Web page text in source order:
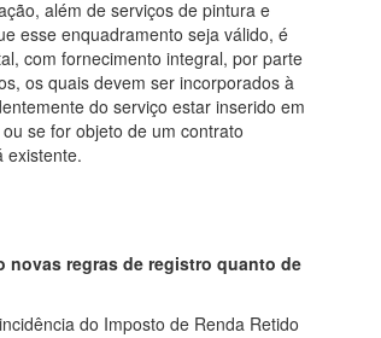
além de serviços de pintura e
esse enquadramento seja válido, é
com fornecimento integral, por parte
os quais devem ser incorporados à
do serviço estar inserido em
se for objeto de um contrato
existente.
novas regras de registro quanto de
do Imposto de Renda Retido